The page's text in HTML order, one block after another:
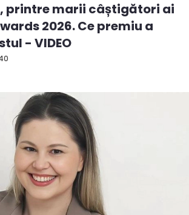
printre marii câștigători ai
2026. Ce premiu a
- VIDEO